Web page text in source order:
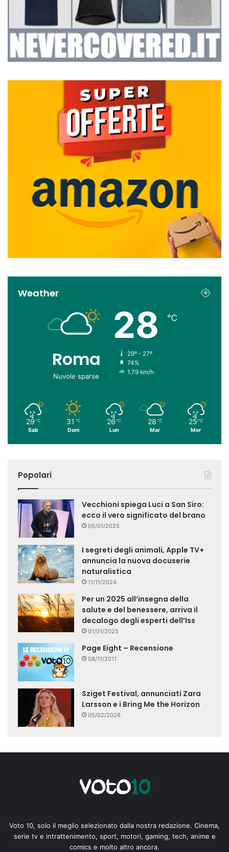
Weather
Roma
Nuvole sparse
28 ℃
29º - 27º
74%
1.79 km/h
29 ℃
Sab
31 ℃
Dom
26 ℃
Lun
28 ℃
Mar
25 ℃
Mer
Popolari
Vecchioni spiega Luci a San Siro:
ecco il vero significato del brano
05/01/2025
I segreti degli animali, Apple TV+
annuncia la nuova docuserie
naturalistica
11/11/2024
Per un 2025 all’insegna della
salute e del benessere, arriva il
decalogo degli esperti dell’Iss
01/01/2025
Page Eight – Recensione
08/11/2011
Sziget Festival, annunciati Zara
Larsson e i Bring Me the Horizon
05/02/2026
Voto 10, solo il meglio selezionato dalla nostra redazione. Cinema,
serie tv e intrattenimento, sport, motori, gaming, tech, anime e
comics e molto altro ancora.